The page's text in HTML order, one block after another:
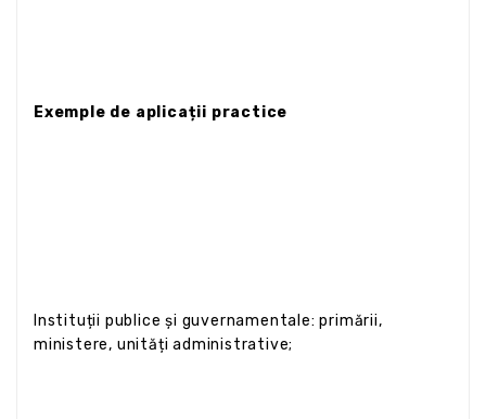
Exemple de aplicații practice
Instituții publice și guvernamentale: primării,
ministere, unități administrative;